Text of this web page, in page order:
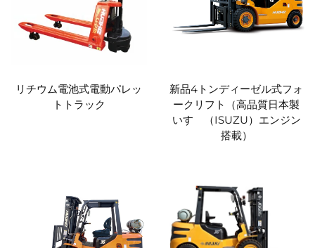
リチウム電池式電動パレッ
トトラック
新品4トンディーゼル式フォ
ークリフト（高品質日本製
いすゞ（ISUZU）エンジン
搭載）